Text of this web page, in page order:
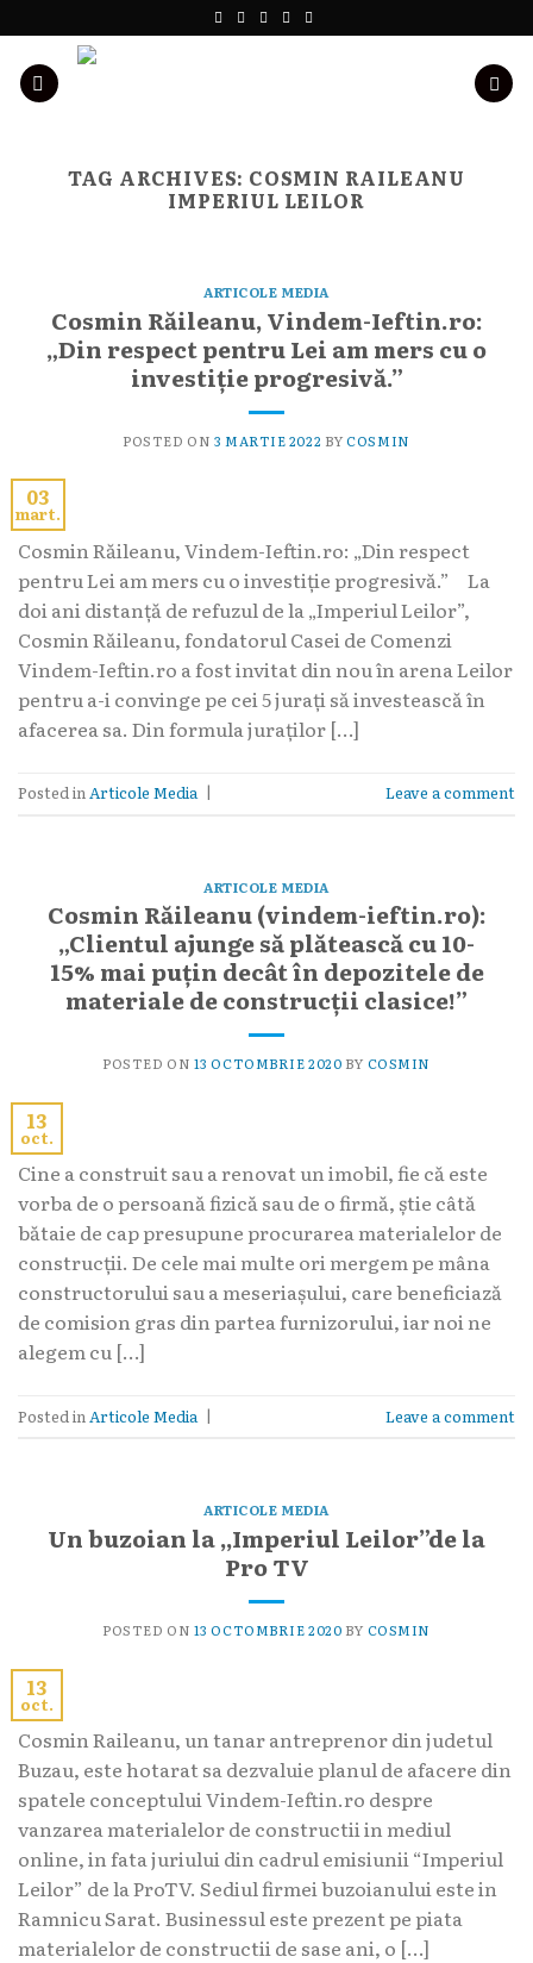
to
content
TAG ARCHIVES: COSMIN RAILEANU
IMPERIUL LEILOR
ARTICOLE MEDIA
Cosmin Răileanu, Vindem-Ieftin.ro:
„Din respect pentru Lei am mers cu o
investiție progresivă.”
POSTED ON 3 MARTIE 2022 BYCOSMIN
03
mart.
Cosmin Răileanu, Vindem-Ieftin.ro: „Din respect
pentru Lei am mers cu o investiție progresivă.” La
doi ani distanță de refuzul de la „Imperiul Leilor”,
Cosmin Răileanu, fondatorul Casei de Comenzi
Vindem-Ieftin.ro a fost invitat din nou în arena Leilor
pentru a-i convinge pe cei 5 jurați să investească în
afacerea sa. Din formula juraților […]
Posted inArticole Media | Leave a comment
ARTICOLE MEDIA
Cosmin Răileanu (vindem-ieftin.ro):
„Clientul ajunge să plătească cu 10-
15% mai puțin decât în depozitele de
materiale de construcții clasice!”
POSTED ON 13 OCTOMBRIE 2020 BY COSMIN
13
oct.
Cine a construit sau a renovat un imobil, fie că este
vorba de o persoană fizică sau de o firmă, știe câtă
bătaie de cap presupune procurarea materialelor de
construcții. De cele mai multe ori mergem pe mâna
constructorului sau a meseriașului, care beneficiază
de comision gras din partea furnizorului, iar noi ne
alegem cu […]
Posted in Articole Media | Leave a comment
ARTICOLE MEDIA
Un buzoian la ,,Imperiul Leilor”de la
Pro TV
POSTED ON 13 OCTOMBRIE 2020 BY COSMIN
13
oct.
Cosmin Raileanu, un tanar antreprenor din judetul
Buzau, este hotarat sa dezvaluie planul de afacere din
spatele conceptului Vindem-Ieftin.ro despre
vanzarea materialelor de constructii in mediul
online, in fata juriului din cadrul emisiunii “Imperiul
Leilor” de la ProTV. Sediul firmei buzoianului este in
Ramnicu Sarat. Businessul este prezent pe piata
materialelor de constructii de sase ani, o […]